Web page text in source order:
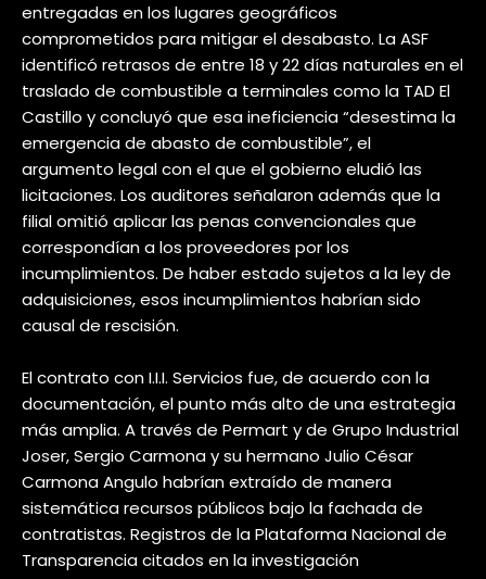
entregadas en los lugares geográficos
comprometidos para mitigar el desabasto. La ASF
identificó retrasos de entre 18 y 22 días naturales en el
traslado de combustible a terminales como la TAD El
Castillo y concluyó que esa ineficiencia “desestima la
emergencia de abasto de combustible”, el
argumento legal con el que el gobierno eludió las
licitaciones. Los auditores señalaron además que la
filial omitió aplicar las penas convencionales que
correspondían a los proveedores por los
incumplimientos. De haber estado sujetos a la ley de
adquisiciones, esos incumplimientos habrían sido
causal de rescisión.
El contrato con I.I.I. Servicios fue, de acuerdo con la
documentación, el punto más alto de una estrategia
más amplia. A través de Permart y de Grupo Industrial
Joser, Sergio Carmona y su hermano Julio César
Carmona Angulo habrían extraído de manera
sistemática recursos públicos bajo la fachada de
contratistas. Registros de la Plataforma Nacional de
Transparencia citados en la investigación